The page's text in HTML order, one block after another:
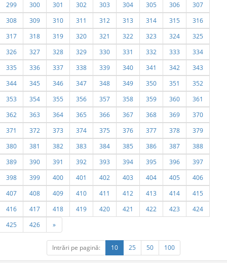
299
300 301 302 303 304 305 306
307
308
309 310 311 312 313 314 315
316
317
318 319 320 321 322 323 324
325
326
327 328 329 330 331 332 333
334
335
336 337 338 339 340 341 342
343
344
345 346 347 348 349 350 351
352
353
354 355 356 357 358 359 360
361
362
363 364 365 366 367 368 369
370
371
372 373 374 375 376 377 378
379
380
381 382 383 384 385 386 387
388
389
390 391 392 393 394 395 396
397
398
399 400 401 402 403 404 405
406
407
408 409 410 411 412 413 414
415
416
417 418 419 420 421 422 423
424
425
426 »
Intrări pe pagină: 10 25 50 100